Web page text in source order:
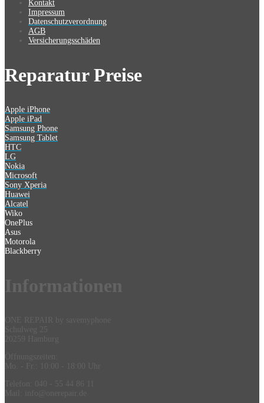
Kontakt
Impressum
Datenschutzverordnung
AGB
Versicherungsschäden
Reparatur Preise
Apple iPhone
Apple iPad
Samsung Phone
Samsung Tablet
HTC
LG
Nokia
Microsoft
Sony Xperia
Huawei
Alcatel
Wiko
OnePlus
Asus
Motorola
Blackberry
Information en
ONE REPAIR by savemyphone
Schulweg 25